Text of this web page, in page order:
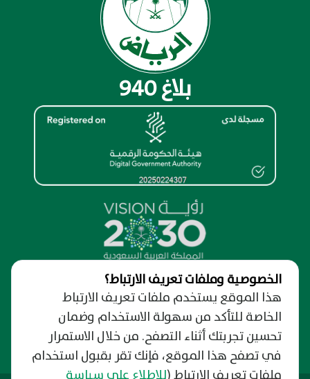
بلاغ 940
نظرة عامة
من نحن
حول البوابة الإلكترونية
الخصوصية وسرية المعلومات
شروط الإستخدام
الدعم والمساندة
نسعد بتواصلك
رفع شكوى
التبليغ عن فساد
روابط مهمة
دليل وفعاليات الرياض
الخصوصية وملفات تعريف الارتباط؟
هذا الموقع يستخدم ملفات تعريف الارتباط
الخاصة للتأكد من سهولة الاستخدام وضمان
تحسين تجربتك أثناء التصفح. من خلال الاستمرار
في تصفح هذا الموقع، فإنك تقر بقبول استخدام